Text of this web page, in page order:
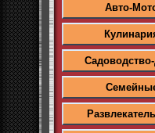
Авто-